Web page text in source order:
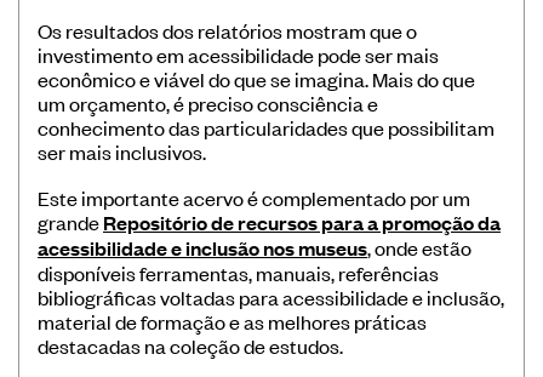
Os resultados dos relatórios mostram que o
investimento em acessibilidade pode ser mais
econômico e viável do que se imagina. Mais do que
um orçamento, é preciso consciência e
conhecimento das particularidades que possibilitam
ser mais inclusivos.
Este importante acervo é complementado por um
grandeRepositório de recursos para a promoção da
acessibilidade e inclusão nos museus, onde estão
disponíveis ferramentas, manuais, referências
bibliográficas voltadas para acessibilidade e inclusão,
material de formação e as melhores práticas
destacadas na coleção de estudos.